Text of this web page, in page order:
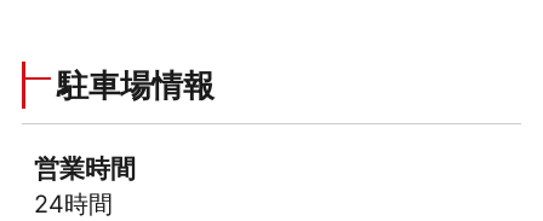
駐車場情報
営業時間
24時間